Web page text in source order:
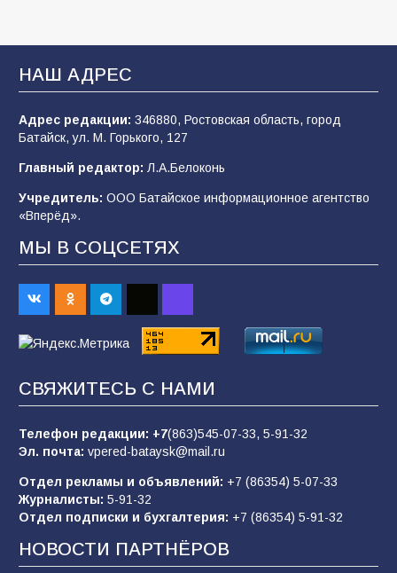
В Батайске продолжаются дорожные работы
107 04.08.2026
строительные профессии в ходе
спортивного праздника
90
«Слухами Москву не возьмёшь»: почему
заявления Киева о мобилизации — это
отчаяние, а не разведка
83 02.08.2026
Командовал боем до последнего: герой
Евгений Остапенко
62 05.08.2026
Батайчане вышли в финал Всероссийского
конкурса «Большая перемена»
62 04.08.2026
НАШ АДРЕС
Адрес редакции: 346880, Ростовская область, город
Батайск, ул. М. Горького, 127
Главный редактор: Л.А.Белоконь
Учредитель: ООО Батайское информационное агентство
«Вперёд».
МЫ В СОЦСЕТЯХ
СВЯЖИТЕСЬ С НАМИ
Телефон редакции: +7(863)545-07-33, 5-91-32
Эл. почта: vpered-bataysk@mail.ru
Отдел рекламы и объявлений: +7 (86354) 5-07-33
Журналисты: 5-91-32
Отдел подписки и бухгалтерия: +7 (86354) 5-91-32
НОВОСТИ ПАРТНЁРОВ